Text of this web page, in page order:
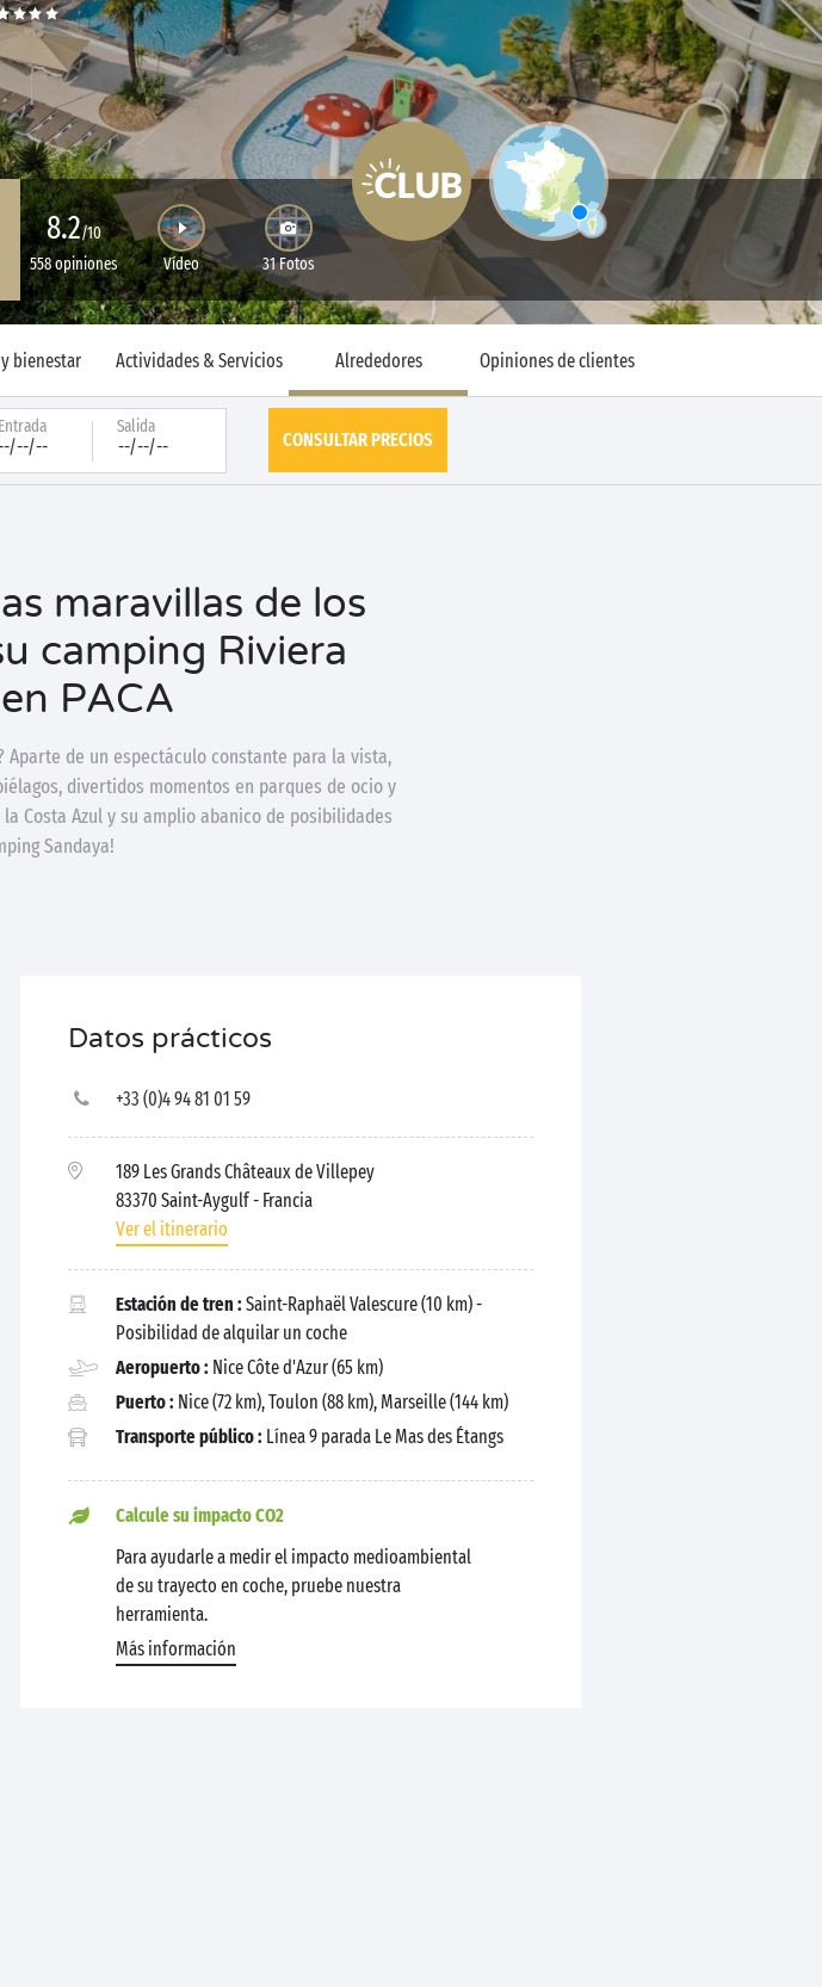
8.2/10
558 opiniones
Vídeo 31 Fotos
bienestar Actividades & Servicios Alrededores Opiniones de clientes
Entrada Salida
--/--/-- CONSULTAR PRECIOS
maravillas de los
camping Riviera
PACA
Aparte de un espectáculo constante para la vista,
divertidos momentos en parques de ocio y
Costa Azul y su amplio abanico de posibilidades
Sandaya!
Datos prácticos
+33 (0)4 94 81 01 59
189 Les Grands Châteaux de Villepey
83370 Saint-Aygulf- Francia
Ver el itinerario
Estación de tren : Saint-Raphaël Valescure (10 km) -
Posibilidad de alquilar un coche
Aeropuerto : Nice Côte d'Azur (65 km)
Puerto : Nice (72 km), Toulon (88 km), Marseille (144 km)
Transporte público : Línea 9 parada Le Mas des Étangs
Calcule su impacto CO2
Para ayudarle a medir el impacto medioambiental
de su trayecto en coche, pruebe nuestra
herramienta.
Más información